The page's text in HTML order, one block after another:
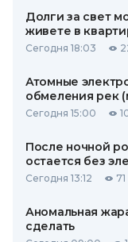
Долги за свет
живете в
Сегодня 18:03
Атомные
обмеления рек
Сегодня 15:00
После ночной
остается без
Сегодня 13:12 71
Аномальная
сделать